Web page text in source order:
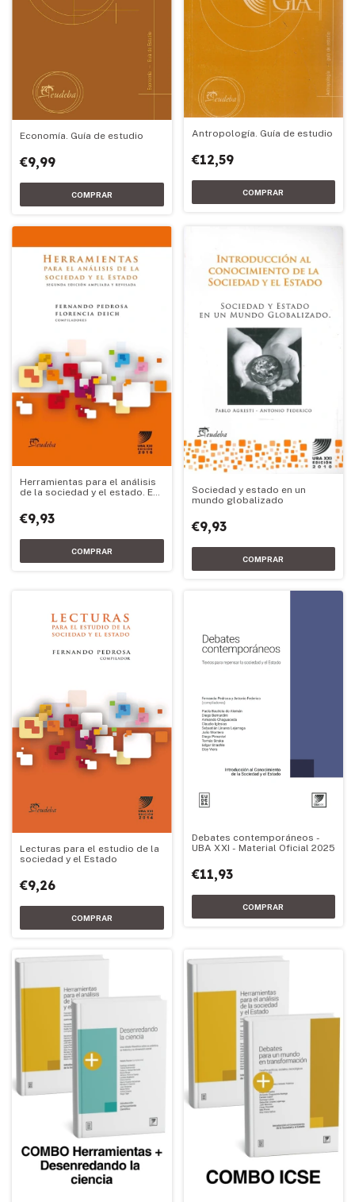
Economía. Guía de estudio
€9,99
Antropología. Guía de estudio
€12,59
Herramientas para el análisis
de la sociedad y el estado. Ed.
€9,93
Sociedad y estado en un
mundo globalizado
€9,93
Lecturas para el estudio de la
sociedad y el Estado
€9,26
Debates contemporáneos -
UBA XXI - Material Oficial 2025
€11,93